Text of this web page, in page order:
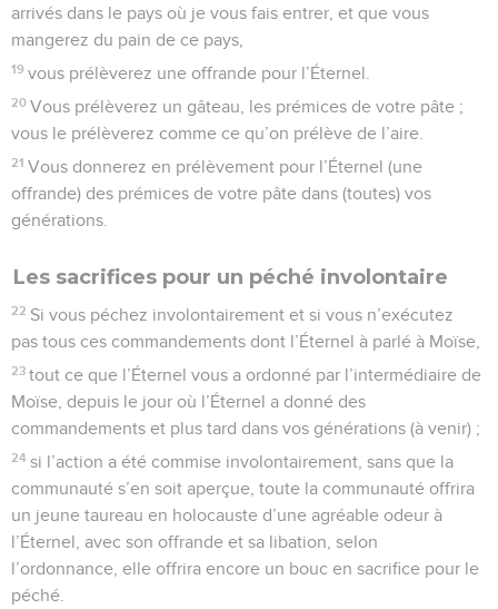
arrivés dans le pays où je vous fais entrer, et que vous
mangerez du pain de ce pays,
19 vous prélèverez une offrande pour l’Éternel.
20 Vous prélèverez un gâteau, les prémices de votre pâte ;
vous le prélèverez comme ce qu’on prélève de l’aire.
21 Vous donnerez en prélèvement pour l’Éternel (une
offrande) des prémices de votre pâte dans (toutes) vos
générations.
Les sacrifices pour un péché involontaire
22 Si vous péchez involontairement et si vous n’exécutez
pas tous ces commandements dont l’Éternel à parlé à Moïse,
23 tout ce que l’Éternel vous a ordonné par l’intermédiaire de
Moïse, depuis le jour où l’Éternel a donné des
commandements et plus tard dans vos générations (à venir) ;
24 si l’action a été commise involontairement, sans que la
communauté s’en soit aperçue, toute la communauté offrira
un jeune taureau en holocauste d’une agréable odeur à
l’Éternel, avec son offrande et sa libation, selon
l’ordonnance, elle offrira encore un bouc en sacrifice pour le
péché.